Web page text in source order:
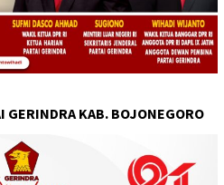
GERINDRA KAB. BOJONEGORO